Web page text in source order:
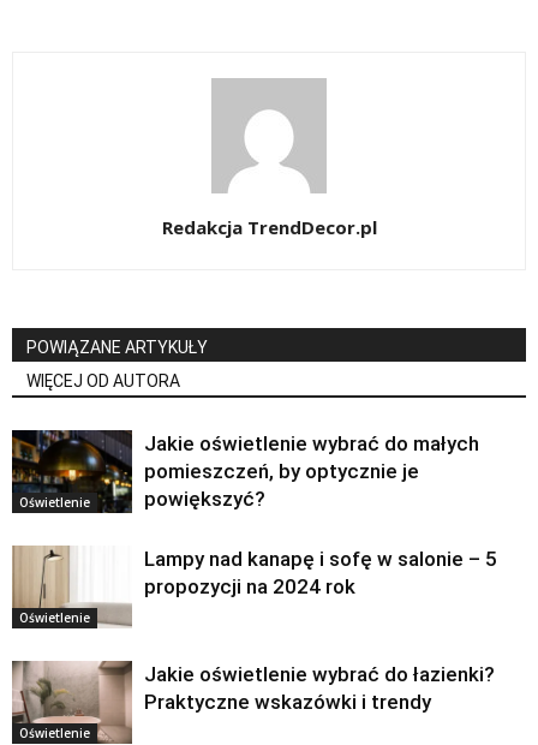
Redakcja TrendDecor.pl
POWIĄZANE ARTYKUŁY
WIĘCEJ OD AUTORA
Oświetlenie
Jakie oświetlenie wybrać do małych
pomieszczeń, by optycznie je
powiększyć?
Oświetlenie
Lampy nad kanapę i sofę w salonie – 5
propozycji na 2024 rok
Oświetlenie
Jakie oświetlenie wybrać do łazienki?
Praktyczne wskazówki i trendy